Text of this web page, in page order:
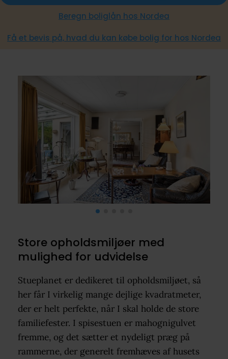
Beregn boliglån hos Nordea
Få et bevis på, hvad du kan købe bolig for hos Nordea
Store opholdsmiljøer med
mulighed for udvidelse
Stueplanet er dedikeret til opholdsmiljøet, så
her får I virkelig mange dejlige kvadratmeter,
der er helt perfekte, når I skal holde de store
familiefester. I spisestuen er mahognigulvet
fremme, og det sætter et nydeligt præg på
rammerne, der generelt fremhæves af husets